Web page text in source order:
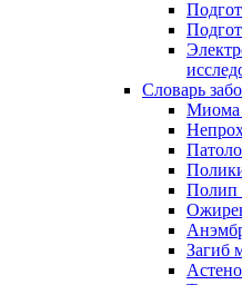
Словарь
Миома
Полип
Загиб